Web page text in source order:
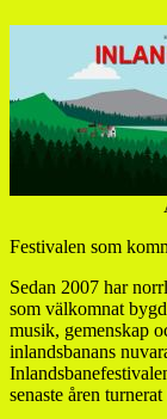
Festivalen som
Sedan 2007 har
som välkomnat
musik, gemenskap
inlandsbanans
senaste åren